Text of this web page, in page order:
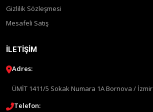
Gizlilik Sözleşmesi
Mesafeli Satış
İLETIŞIM
Adres:
ÜMİT 1411/5 Sokak Numara 1A Bornova / İzmir
Telefon: